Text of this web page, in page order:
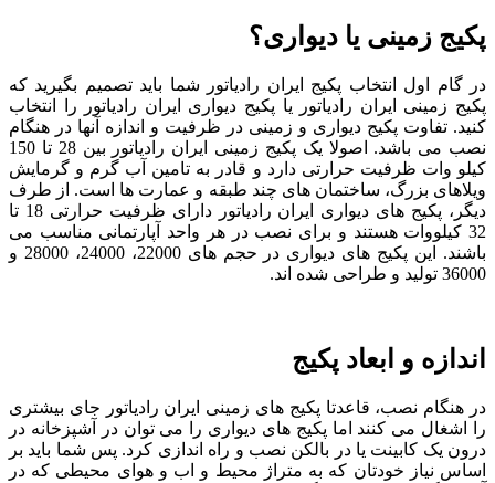
پکیج زمینی یا دیواری؟
در گام اول انتخاب پکیج ایران رادیاتور شما باید تصمیم بگیرید که
پکیج زمینی ایران رادیاتور یا پکیج دیواری ایران رادیاتور را انتخاب
کنید. تفاوت پکیج دیواری و زمینی در ظرفیت و اندازه آنها در هنگام
نصب می باشد. اصولا یک پکیج زمینی ایران رادیاتور بین 28 تا 150
کیلو وات ظرفیت حرارتی دارد و قادر به تامین آب گرم و گرمایش
ویلاهای بزرگ، ساختمان های چند طبقه و عمارت ها است. از طرف
دیگر، پکیج های دیواری ایران رادیاتور دارای ظرفیت حرارتی 18 تا
32 کیلووات هستند و برای نصب در هر واحد آپارتمانی مناسب می
باشند. این پکیج های دیواری در حجم های 22000، 24000، 28000 و
36000 تولید و طراحی شده اند.
اندازه و ابعاد پکیج
در هنگام نصب، قاعدتا پکیج های زمینی ایران رادیاتور جای بیشتری
را اشغال می کنند اما پکیج های دیواری را می توان در آشپزخانه در
درون یک کابینت یا در بالکن نصب و راه اندازی کرد. پس شما باید بر
اساس نیاز خودتان که به متراژ محیط و اب و هوای محیطی که در